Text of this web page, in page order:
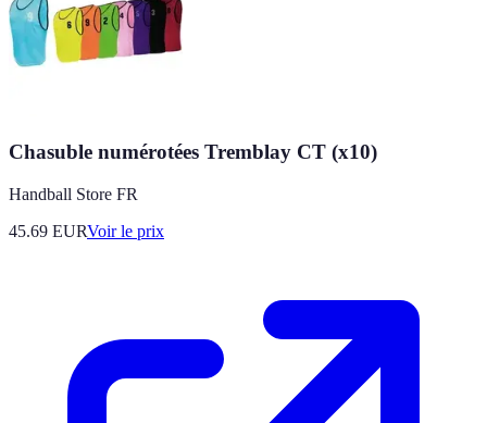
Chasuble numérotées Tremblay CT (x10)
Handball Store FR
45.69 EURVoir le prix